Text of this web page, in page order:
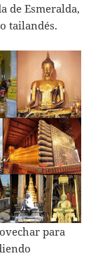
de Esmeralda,
tailandés.
para